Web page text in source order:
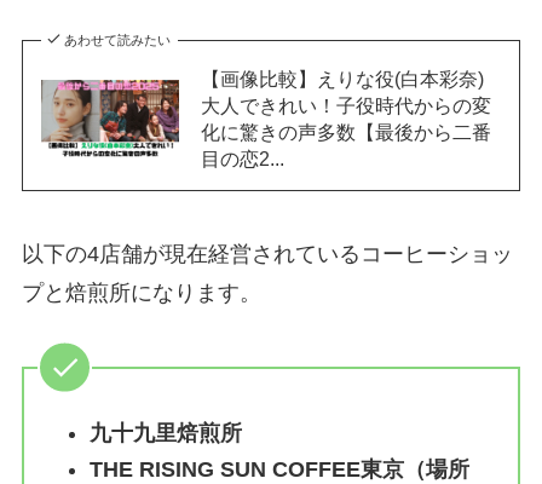
あわせて読みたい
【画像比較】えりな役(白本彩奈)
大人できれい！子役時代からの変
化に驚きの声多数【最後から二番
目の恋2...
以下の4店舗が現在経営されているコーヒーショッ
プと焙煎所になります。
九十九里焙煎所
THE RISING SUN COFFEE東京（場所